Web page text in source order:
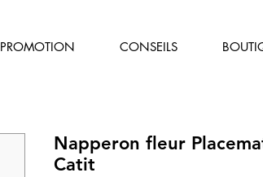
PROMOTION CONSEILS
Napperon fleur
Catit